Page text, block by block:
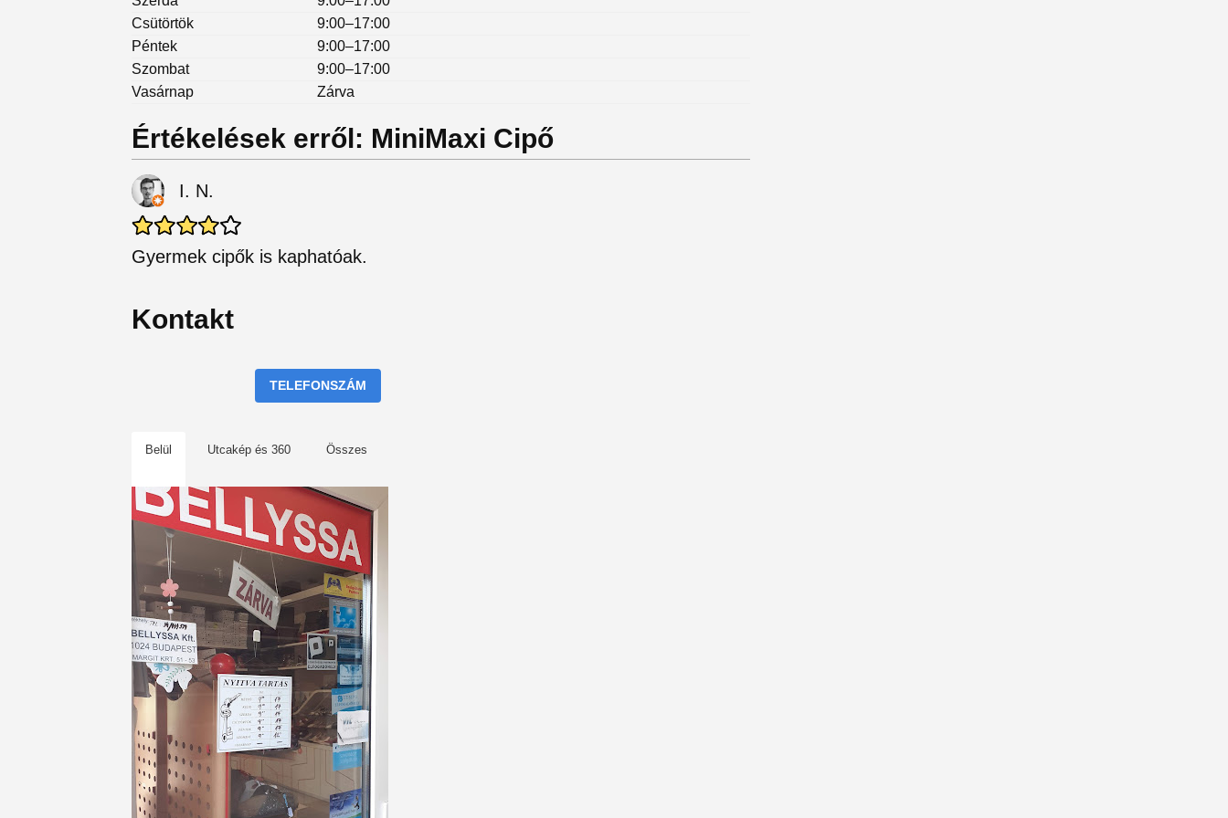
Csütörtök
9:00–17:00
Péntek
9:00–17:00
Szombat
9:00–17:00
Vasárnap
Zárva
Értékelések erről: MiniMaxi Cipő
I. N.
Gyermek cipők is kaphatóak.
Kontakt
TELEFONSZÁM
Belül Utcakép és 360 Összes